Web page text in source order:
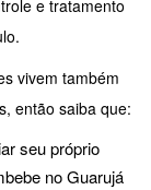
e tratamento
vivem também
então saiba que:
seu próprio
no Guarujá